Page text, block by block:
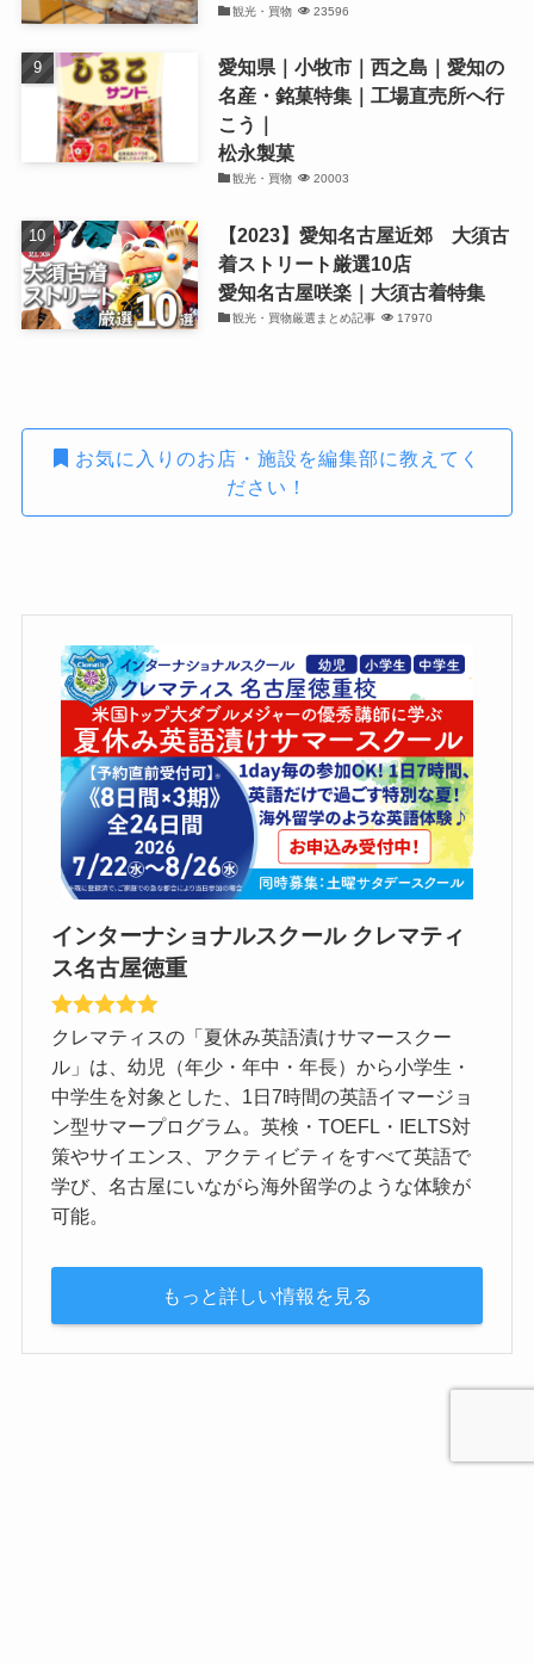
観光・買物 23596
愛知県｜小牧市｜西之島｜愛知の
名産・銘菓特集｜工場直売所へ行
こう｜
松永製菓
観光・買物 20003
【2023】愛知名古屋近郊 大須古
着ストリート厳選10店
愛知名古屋咲楽｜大須古着特集
観光・買物厳選まとめ記事 17970
お気に入りのお店・施設を編集部に教えてく
ださい！
インターナショナルスクール クレマティ
ス名古屋徳重
クレマティスの「夏休み英語漬けサマースクー
ル」は、幼児（年少・年中・年長）から小学生・
中学生を対象とした、1日7時間の英語イマージョ
ン型サマープログラム。英検・TOEFL・IELTS対
策やサイエンス、アクティビティをすべて英語で
学び、名古屋にいながら海外留学のような体験が
可能。
もっと詳しい情報を見る